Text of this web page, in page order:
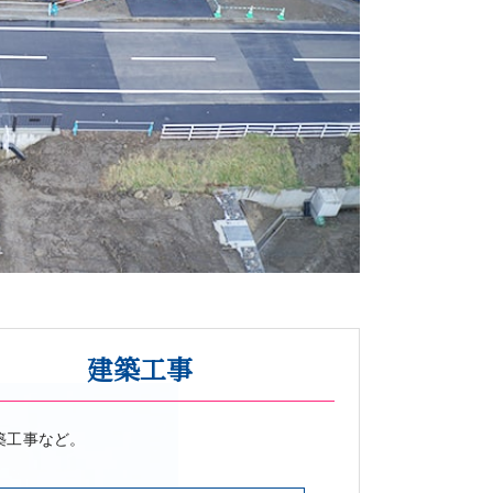
建築工事
事など。